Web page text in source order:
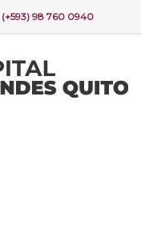
(+593) 98 760 0940